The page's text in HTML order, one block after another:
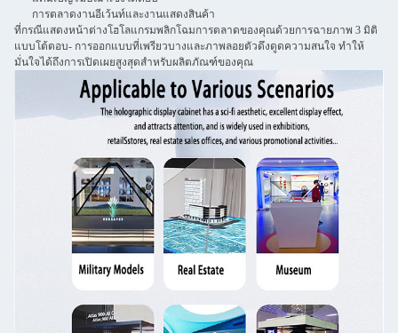
การตลาดงานอีเว้นท์และงานแสดงสินค้า
ที่กรณีแสดงหน้าต่างโฮโลแกรมพลิกโฉมการตลาดของคุณด้วยการฉายภาพ 3 มิติ
แบบโต้ตอบ- การออกแบบที่เพรียวบางและภาพลอยตัวดึงดูดความสนใจ ทำให้
มั่นใจได้ถึงการเปิดเผยสูงสุดสำหรับผลิตภัณฑ์ของคุณ